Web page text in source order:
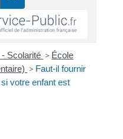
- Scolarité > École
> Faut-il fournir
votre enfant est